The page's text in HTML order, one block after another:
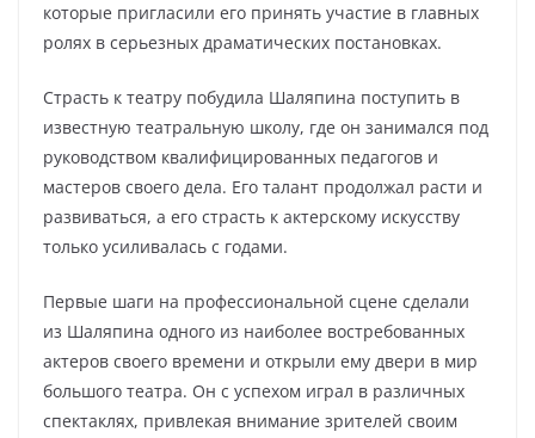
которые пригласили его принять участие в главных
ролях в серьезных драматических постановках.
Страсть к театру побудила Шаляпина поступить в
известную театральную школу, где он занимался под
руководством квалифицированных педагогов и
мастеров своего дела. Его талант продолжал расти и
развиваться, а его страсть к актерскому искусству
только усиливалась с годами.
Первые шаги на профессиональной сцене сделали
из Шаляпина одного из наиболее востребованных
актеров своего времени и открыли ему двери в мир
большого театра. Он с успехом играл в различных
спектаклях, привлекая внимание зрителей своим